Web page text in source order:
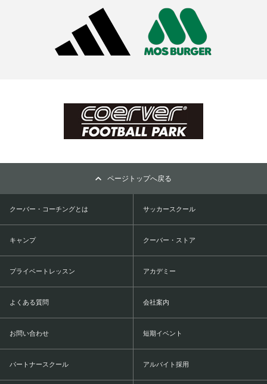
ページトップへ戻る
クーバー・コーチングとは サッカースクール
キャンプ クーバー・ストア
プライベートレッスン アカデミー
よくある質問 会社案内
お問い合わせ 短期イベント
パートナースクール アルバイト採用